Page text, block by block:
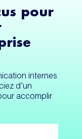
pour
internes
d’un
accomplir